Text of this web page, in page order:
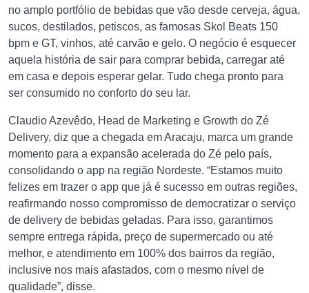
no amplo portfólio de bebidas que vão desde cerveja, água,
sucos, destilados, petiscos, as famosas Skol Beats 150
bpm e GT, vinhos, até carvão e gelo. O negócio é esquecer
aquela história de sair para comprar bebida, carregar até
em casa e depois esperar gelar. Tudo chega pronto para
ser consumido no conforto do seu lar.
Claudio Azevêdo, Head de Marketing e Growth do Zé
Delivery, diz que a chegada em Aracaju, marca um grande
momento para a expansão acelerada do Zé pelo país,
consolidando o app na região Nordeste. “Estamos muito
felizes em trazer o app que já é sucesso em outras regiões,
reafirmando nosso compromisso de democratizar o serviço
de delivery de bebidas geladas. Para isso, garantimos
sempre entrega rápida, preço de supermercado ou até
melhor, e atendimento em 100% dos bairros da região,
inclusive nos mais afastados, com o mesmo nível de
qualidade”, disse.